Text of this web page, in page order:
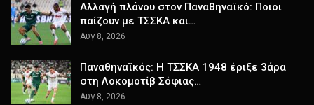
Αλλαγή πλάνου στον Παναθηναϊκό: Ποιοι
παίζουν με ΤΣΣΚΑ και…
Αυγ 8, 2026
Παναθηναϊκός: Η ΤΣΣΚΑ 1948 έριξε 3άρα
στη Λοκομοτίβ Σόφιας…
Αυγ 8, 2026